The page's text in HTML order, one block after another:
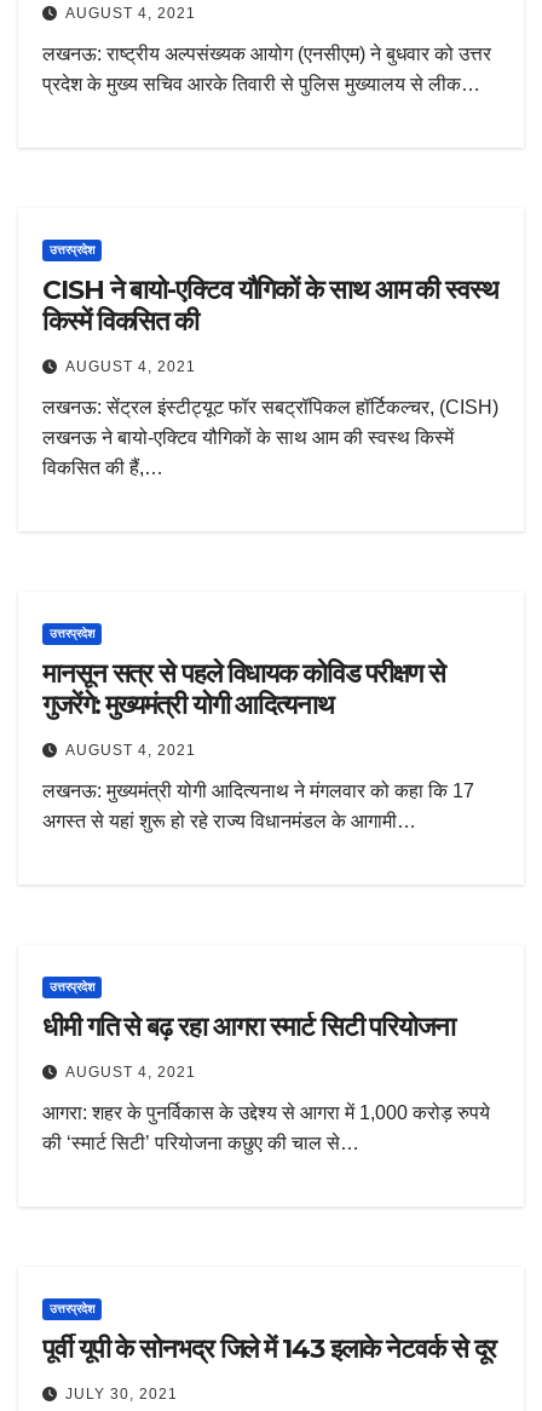
AUGUST 4, 2021
लखनऊ: राष्ट्रीय अल्पसंख्यक आयोग (एनसीएम) ने बुधवार को उत्तर
प्रदेश के मुख्य सचिव आरके तिवारी से पुलिस मुख्यालय से लीक…
उत्तरप्रदेश
CISH ने बायो-एक्टिव यौगिकों के साथ आम की स्वस्थ
किस्में विकसित की
AUGUST 4, 2021
लखनऊ: सेंट्रल इंस्टीट्यूट फॉर सबट्रॉपिकल हॉर्टिकल्चर, (CISH)
लखनऊ ने बायो-एक्टिव यौगिकों के साथ आम की स्वस्थ किस्में
विकसित की हैं,…
उत्तरप्रदेश
मानसून सत्र से पहले विधायक कोविड परीक्षण से
गुजरेंगे: मुख्यमंत्री योगी आदित्यनाथ
AUGUST 4, 2021
लखनऊ: मुख्यमंत्री योगी आदित्यनाथ ने मंगलवार को कहा कि 17
अगस्त से यहां शुरू हो रहे राज्य विधानमंडल के आगामी…
उत्तरप्रदेश
धीमी गति से बढ़ रहा आगरा स्मार्ट सिटी परियोजना
AUGUST 4, 2021
आगरा: शहर के पुनर्विकास के उद्देश्य से आगरा में 1,000 करोड़ रुपये
की ‘स्मार्ट सिटी’ परियोजना कछुए की चाल से…
उत्तरप्रदेश
पूर्वी यूपी के सोनभद्र जिले में 143 इलाके नेटवर्क से दूर
JULY 30, 2021